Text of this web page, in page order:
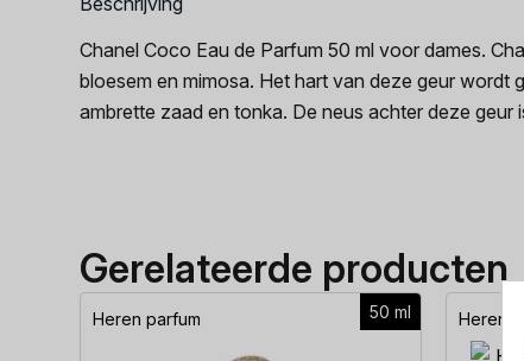
Chanel Coco Eau de Parfum 50 ml voor dames.
bloesem en mimosa. Het hart van deze geur wordt
ambrette zaad en tonka. De neus achter deze geur
Gerelateerde producten
50 ml
Heren parfum Heren